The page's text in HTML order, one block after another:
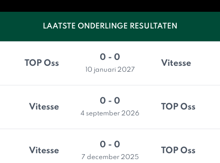
LAATSTE ONDERLINGE RESULTATEN
TOP Oss
0 - 0
10 januari 2027
Vitesse
Vitesse
0 - 0
4 september 2026
TOP Oss
Vitesse
0 - 0
7 december 2025
TOP Oss